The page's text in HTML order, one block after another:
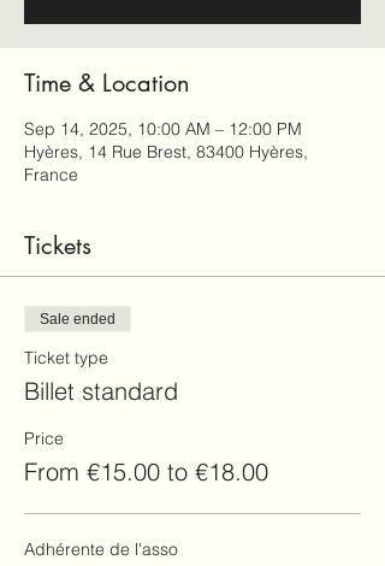
Time & Location
Sep 14, 2025, 10:00 AM – 12:00 PM
Hyères, 14 Rue Brest, 83400 Hyères,
France
Tickets
Sale ended
Ticket type
Billet standard
Price
From €15.00 to €18.00
Adhérente de l'asso